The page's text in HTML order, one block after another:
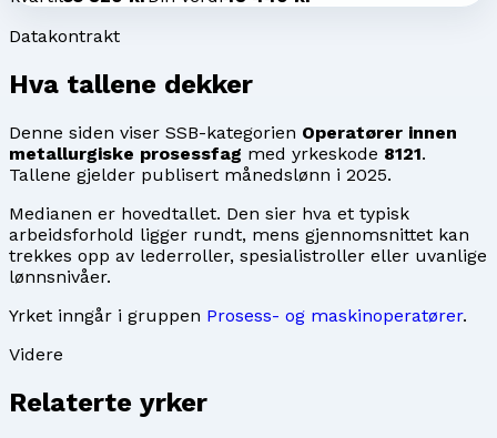
Datakontrakt
Hva tallene dekker
Denne siden viser SSB-kategorien Operatører innen
metallurgiske prosessfag med yrkeskode 8121.
Tallene gjelder publisert månedslønn i 2025.
Medianen er hovedtallet. Den sier hva et typisk
arbeidsforhold ligger rundt, mens gjennomsnittet kan
trekkes opp av lederroller, spesialistroller eller uvanlige
lønnsnivåer.
Yrket inngår i gruppen Prosess- og maskinoperatører.
Videre
Relaterte yrker